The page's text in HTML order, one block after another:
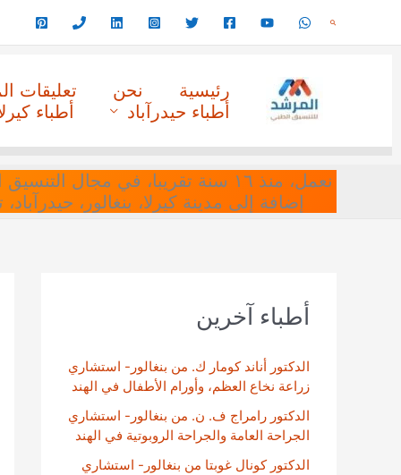
البحث
رئيسية نحن
تعليقات
أطباء حيدرآباد
أطباء
نعمل، منذ ١٦ سنة تقريبا، في
إضافة إلى مدينة كيرلا، بنغالور،
أطباء آخرين
الدكتور أناند كومار ك. من بنغالور- استشاري
زراعة نخاع العظم، وأورام الأطفال في الهند
الدكتور رامراج ف. ن. من بنغالور- استشاري
الجراحة العامة والجراحة الروبوتية في الهند
الدكتور كونال غوبتا من بنغالور- استشاري